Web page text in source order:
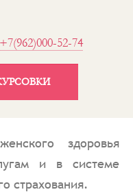
+7(962)000-52-74
здоровья
и в системе
страхования.